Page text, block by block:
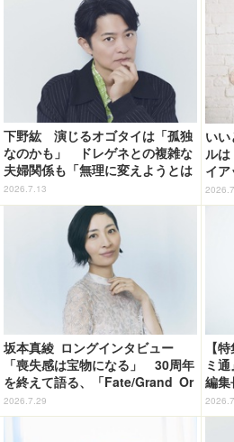
下野紘 演じるオゴタイは「孤独
なのかも」 ドレゲネとの複雑な
夫婦関係も「無理に変えようとは
しない」TVアニメ「天幕のジャー
ドゥーガル」インタビュー（５）
2026.7.13
いい
ルは
イ
R/絵
ュー
坂本真綾 ロングインタビュー
「喪失感は宝物になる」 30周年
を終えて語る、「Fate/Grand Or
der」11年の軌跡とベストアルバ
ム「余韻」
2026.7.29
【
ミ
編
誌の